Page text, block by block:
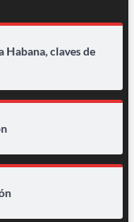
Habana, claves de